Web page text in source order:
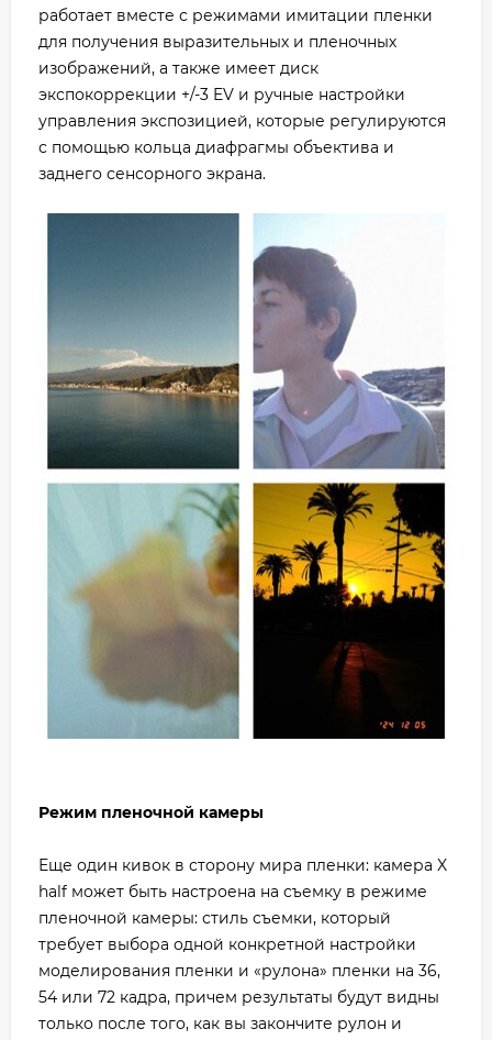
работает вместе с режимами имитации пленки
для получения выразительных и пленочных
изображений, а также имеет диск
экспокоррекции +/-3 EV и ручные настройки
управления экспозицией, которые регулируются
с помощью кольца диафрагмы объектива и
заднего сенсорного экрана.
Режим пленочной камеры
Еще один кивок в сторону мира пленки: камера X
half может быть настроена на съемку в режиме
пленочной камеры: стиль съемки, который
требует выбора одной конкретной настройки
моделирования пленки и «рулона» пленки на 36,
54 или 72 кадра, причем результаты будут видны
только после того, как вы закончите рулон и